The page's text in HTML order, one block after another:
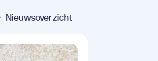
Nieuwsoverzicht